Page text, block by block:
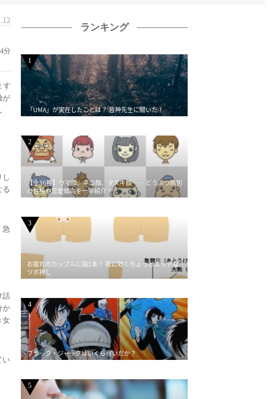
分
す
が
し
る
急
話
か
女
い
ランキング
1
「UMA」が実在したことは？ 皆神先生に聞いた！
2
【全36種】ウマ顔、ネコ顔、タヌキ顔…… どうぶつ顔別
の性格や恋愛傾向を一挙紹介！
3
お疲れのカップルに指1本！ 夜に効くちょっとエッチな
ツボ押し
4
ブラック・ジャックはいくら稼いだか？
5